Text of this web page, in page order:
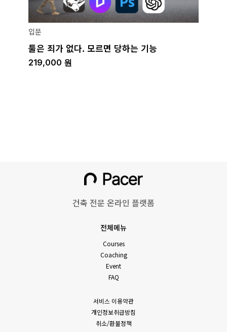
입문
툴은 죄가 없다. 모르면 당하는 기능
219,000 원
건축 전문 온라인 플랫폼
전체메뉴
Courses
Coaching
Event
FAQ
서비스 이용약관
개인정보취급방침
취소/환불정책